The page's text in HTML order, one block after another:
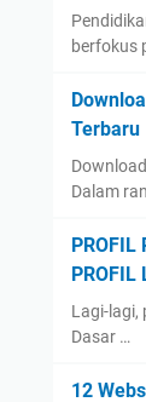
berfokus
Terbaru
Dalam
PROFIL
PROFIL
Lagi-lagi,
Dasar …
12